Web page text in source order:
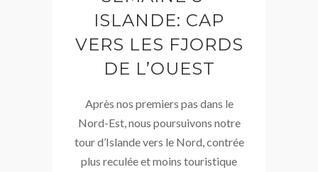
ISLANDE: CAP
VERS LES FJORDS
DE L’OUEST
Après nos premiers pas dans le
Nord-Est, nous poursuivons notre
tour d’Islande vers le Nord, contrée
plus reculée et moins touristique